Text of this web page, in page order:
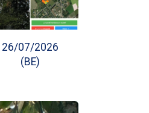
26/07/2026
(BE)